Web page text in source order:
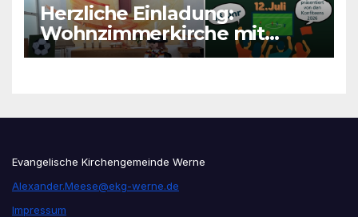
Herzliche Einladung:
Wohnzimmerkirche mit
unseren Konfis
Evangelische Kirchengemeinde Werne
Alexander.Meese@ekg-werne.de
Impressum